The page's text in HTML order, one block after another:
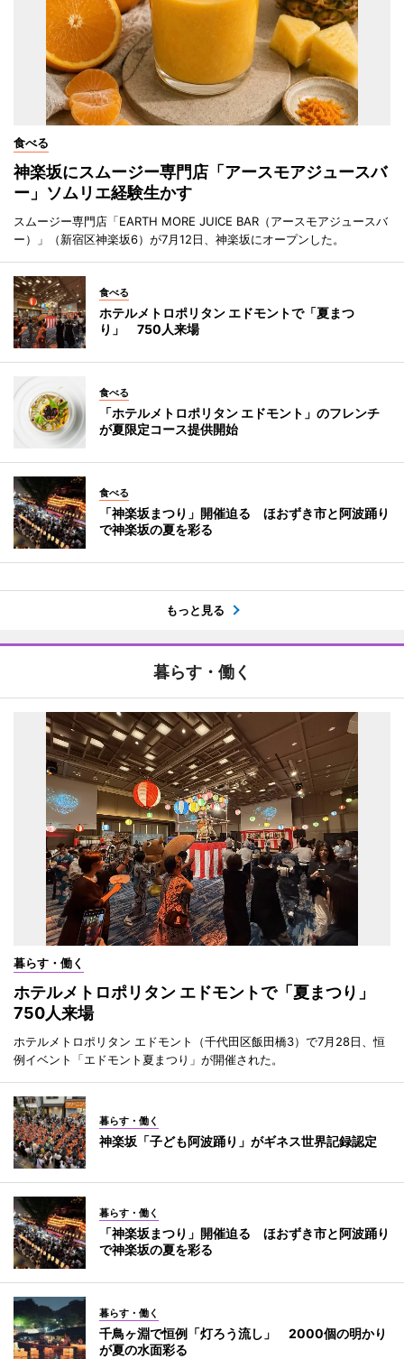
食べる
神楽坂にスムージー専門店「アースモアジュースバ
ー」ソムリエ経験生かす
スムージー専門店「EARTH MORE JUICE BAR（アースモアジュースバ
ー）」（新宿区神楽坂6）が7月12日、神楽坂にオープンした。
食べる
ホテルメトロポリタン エドモントで「夏まつ
り」 750人来場
食べる
「ホテルメトロポリタン エドモント」のフレンチ
が夏限定コース提供開始
食べる
「神楽坂まつり」開催迫る ほおずき市と阿波踊り
で神楽坂の夏を彩る
もっと見る
暮らす・働く
暮らす・働く
ホテルメトロポリタン エドモントで「夏まつり」
750人来場
ホテルメトロポリタン エドモント（千代田区飯田橋3）で7月28日、恒
例イベント「エドモント夏まつり」が開催された。
暮らす・働く
神楽坂「子ども阿波踊り」がギネス世界記録認定
暮らす・働く
「神楽坂まつり」開催迫る ほおずき市と阿波踊り
で神楽坂の夏を彩る
暮らす・働く
千鳥ヶ淵で恒例「灯ろう流し」 2000個の明かり
が夏の水面彩る